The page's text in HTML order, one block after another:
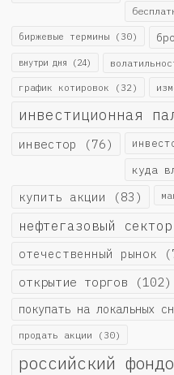
биржевые термины (30)
внутри дня (24)
график котировок (32)
инвестиционная
инвестор (76)
куда
купить акции (83)
нефтегазовый сектор
отечественный рынок
открытие торгов (102)
покупать на локальных
продать акции (30)
российский